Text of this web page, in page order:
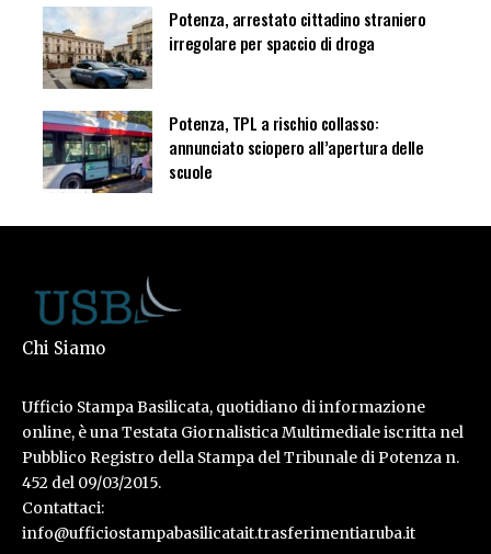
Potenza, arrestato cittadino straniero
irregolare per spaccio di droga
Potenza, TPL a rischio collasso:
annunciato sciopero all’apertura delle
scuole
Chi Siamo
Ufficio Stampa Basilicata, quotidiano di informazione
online, è una Testata Giornalistica Multimediale iscritta nel
Pubblico Registro della Stampa del Tribunale di Potenza n.
452 del 09/03/2015.
Contattaci:
info@ufficiostampabasilicatait.trasferimentiaruba.it